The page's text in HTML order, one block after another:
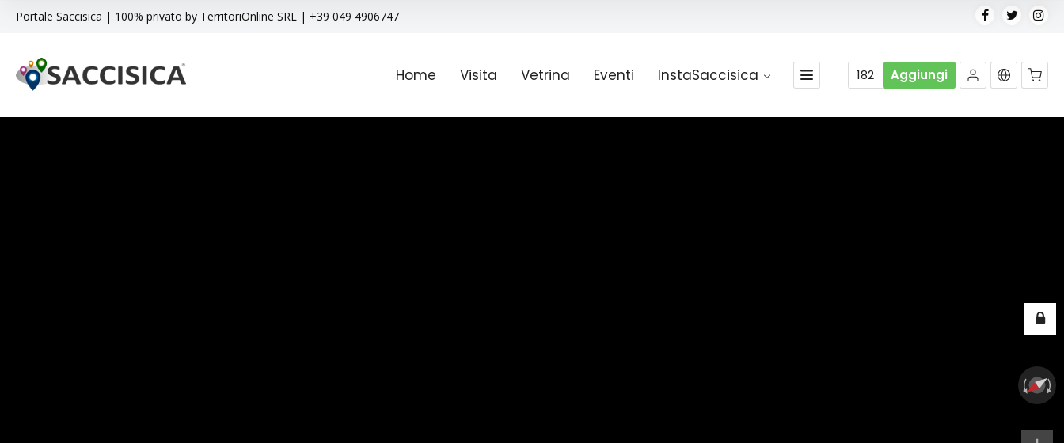
Portale Saccisica | 100% privato by TerritoriOnline SRL | +39 049 4906747
Home Visita Vetrina Eventi InstaSaccisica 182 Aggiungi